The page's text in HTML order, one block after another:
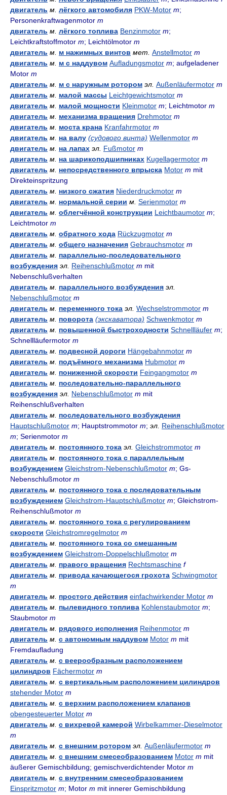
двигатель м. лёгкого автомобиля PKW-Motor m;
Personenkraftwagenmotor m
двигатель м. лёгкого топлива Benzinmotor m;
Leichtkraftstoffmotor m; Leichtölmotor m
двигатель м. м нажимных винтов мет. Anstellmotor m
двигатель м. м с наддувом Aufladungsmotor m; aufgeladener
Motor m
двигатель м. м с наружным ротором эл. Außenläufermotor m
двигатель м. малой массы Leichtgewichtsmotor m
двигатель м. малой мощности Kleinmotor m; Leichtmotor m
двигатель м. механизма вращения Drehmotor m
двигатель м. моста крана Kranfahrmotor m
двигатель м. на валу (судового винта) Wellenmotor m
двигатель м. на лапах эл. Fußmotor m
двигатель м. на шарикоподшипниках Kugellagermotor m
двигатель м. непосредственного впрыска Motor m mit
Direkteinspritzung
двигатель м. низкого сжатия Niederdruckmotor m
двигатель м. нормальной серии м. Serienmotor m
двигатель м. облегчённой конструкции Leichtbaumotor m;
Leichtmotor m
двигатель м. обратного хода Rückzugmotor m
двигатель м. общего назначения Gebrauchsmotor m
двигатель м. параллельно-последовательного
возбуждения эл. Reihenschlußmotor m mit
Nebenschlußverhalten
двигатель м. параллельного возбуждения эл.
Nebenschlußmotor m
двигатель м. переменного тока эл. Wechselstrommotor m
двигатель м. поворота (экскаватора) Schwenkmotor m
двигатель м. повышенной быстроходности Schnellläufer m;
Schnellläufermotor m
двигатель м. подвесной дороги Hängebahnmotor m
двигатель м. подъёмного механизма Hubmotor m
двигатель м. пониженной скорости Feingangmotor m
двигатель м. последовательно-параллельного
возбуждения эл. Nebenschlußmotor m mit
Reihenschlußverhalten
двигатель м. последовательного возбуждения
Hauptschlußmotor m; Hauptstrommotor m; эл. Reihenschlußmotor
m; Serienmotor m
двигатель м. постоянного тока эл. Gleichstrommotor m
двигатель м. постоянного тока с параллельным
возбуждением Gleichstrom-Nebenschlußmotor m; Gs-
Nebenschlußmotor m
двигатель м. постоянного тока с последовательным
возбуждением Gleichstrom-Hauptschlußmotor m; Gleichstrom-
Reihenschlußmotor m
двигатель м. постоянного тока с регулированием
скорости Gleichstromregelmotor m
двигатель м. постоянного тока со смешанным
возбуждением Gleichstrom-Doppelschlußmotor m
двигатель м. правого вращения Rechtsmaschine f
двигатель м. привода качающегося грохота Schwingmotor
m
двигатель м. простого действия einfachwirkender Motor m
двигатель м. пылевидного топлива Kohlenstaubmotor m;
Staubmotor m
двигатель м. рядового исполнения Reihenmotor m
двигатель м. с автономным наддувом Motor m mit
Fremdaufladung
двигатель м. с веерообразным расположением
цилиндров Fächermotor m
двигатель м. с вертикальным расположением цилиндров
stehender Motor m
двигатель м. с верхним расположением клапанов
obengesteuerter Motor m
двигатель м. с вихревой камерой Wirbelkammer-Dieselmotor
m
двигатель м. с внешним ротором эл. Außenläufermotor m
двигатель м. с внешним смесеобразованием Motor m mit
äußerer Gemischbildung; gemischverdichtender Motor m
двигатель м. с внутренним смесеобразованием
Einspritzmotor m; Motor m mit innerer Gemischbildung